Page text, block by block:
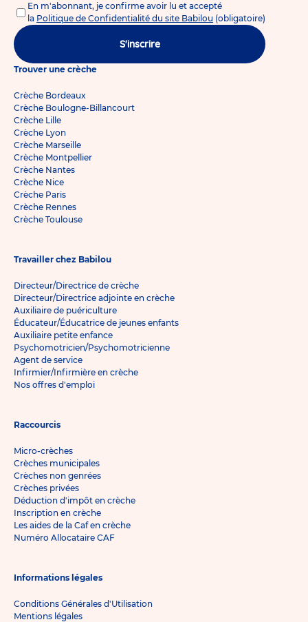
En m'abonnant, je confirme avoir lu et accepté
la Politique de Confidentialité du site Babilou (obligatoire)
S'inscrire
Trouver une crèche
Crèche Bordeaux
Crèche Boulogne-Billancourt
Crèche Lille
Crèche Lyon
Crèche Marseille
Crèche Montpellier
Crèche Nantes
Crèche Nice
Crèche Paris
Crèche Rennes
Crèche Toulouse
Travailler chez Babilou
Directeur/Directrice de crèche
Directeur/Directrice adjointe en crèche
Auxiliaire de puériculture
Éducateur/Éducatrice de jeunes enfants
Auxiliaire petite enfance
Psychomotricien/Psychomotricienne
Agent de service
Infirmier/Infirmière en crèche
Nos offres d'emploi
Raccourcis
Micro-crèches
Crèches municipales
Crèches non genrées
Crèches privées
Déduction d'impôt en crèche
Inscription en crèche
Les aides de la Caf en crèche
Numéro Allocataire CAF
Informations légales
Conditions Générales d'Utilisation
Mentions légales